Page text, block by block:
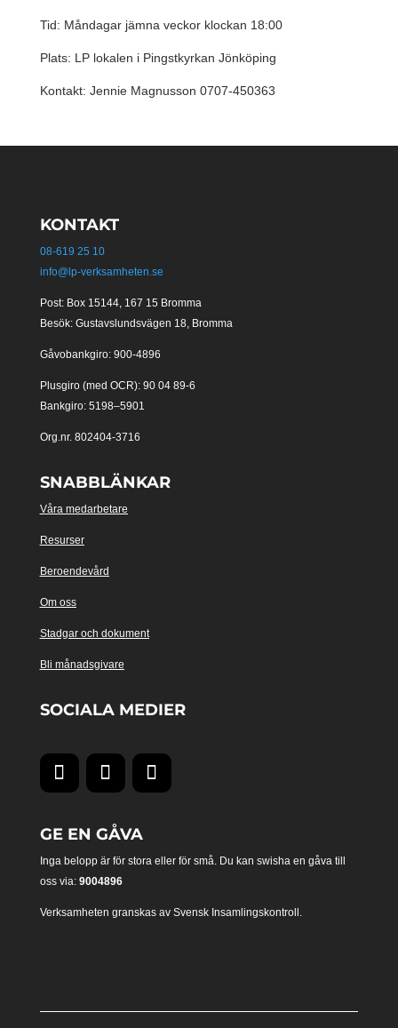
Tid: Måndagar jämna veckor klockan 18:00
Plats: LP lokalen i Pingstkyrkan Jönköping
Kontakt: Jennie Magnusson 0707-450363
KONTAKT
08-619 25 10
info@lp-verksamheten.se
Post: Box 15144, 167 15 Bromma
Besök: Gustavslundsvägen 18, Bromma
Gåvobankgiro: 900-4896
Plusgiro (med OCR): 90 04 89-6
Bankgiro: 5198–5901
Org.nr. 802404-3716
SNABBLÄNKAR
Våra medarbetare
Resurser
Beroendevård
Om oss
Stadgar och dokument
Bli månadsgivare
SOCIALA MEDIER
GE EN GÅVA
Inga belopp är för stora eller för små. Du kan swisha en gåva till
oss via: 9004896
Verksamheten granskas av Svensk Insamlingskontroll.